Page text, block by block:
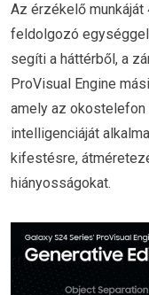
Az érzékelő
feldolgozó
segíti a háttérből, a
ProVisual Engine
amely az
intelligenciáját
kifestésre,
hiányosságokat.